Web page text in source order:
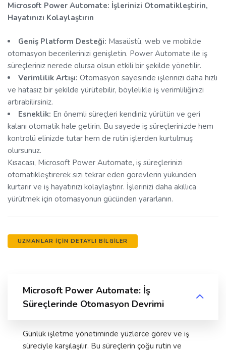
Microsoft Power Automate: İşlerinizi Otomatikleştirin,
Hayatınızı Kolaylaştırın
Geniş Platform Desteği: Masaüstü, web ve mobilde
otomasyon becerilerinizi genişletin. Power Automate ile iş
süreçleriniz nerede olursa olsun etkili bir şekilde yönetilir.
Verimlilik Artışı: Otomasyon sayesinde işlerinizi daha hızlı
ve hatasız bir şekilde yürütebilir, böylelikle iş verimliliğinizi
artırabilirsiniz.
Esneklik: En önemli süreçleri kendiniz yürütün ve geri
kalanı otomatik hale getirin. Bu sayede iş süreçlerinizde hem
kontrolü elinizde tutar hem de rutin işlerden kurtulmuş
olursunuz.
Kısacası, Microsoft Power Automate, iş süreçlerinizi
otomatikleştirerek sizi tekrar eden görevlerin yükünden
kurtarır ve iş hayatınızı kolaylaştırır. İşlerinizi daha akıllıca
yürütmek için otomasyonun gücünden yararlanın.
UZMANLAR İÇİN DETAYLI BİLGİLER
Microsoft Power Automate: İş
Süreçlerinde Otomasyon Devrimi
Günlük işletme yönetiminde yüzlerce görev ve iş
süreciyle karşılaşılır. Bu süreçlerin çoğu rutin ve